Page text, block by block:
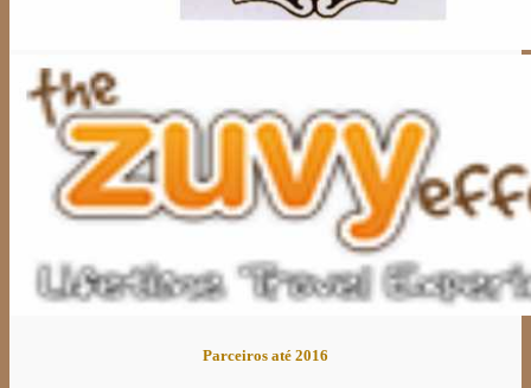
Parceiros até 2016